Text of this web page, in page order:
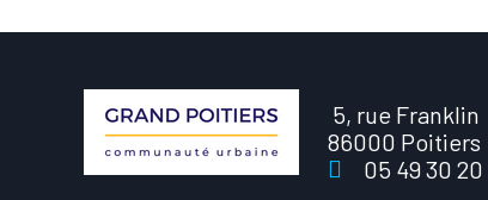
5, rue Franklin
86000 Poitiers
05 49 30 20